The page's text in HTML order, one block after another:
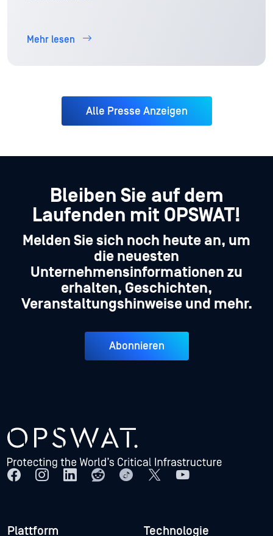
Mehr lesen
Alle Presse Anzeigen
Bleiben Sie auf dem
Laufenden mit OPSWAT!
Melden Sie sich noch heute an, um
die neuesten
Unternehmensinformationen zu
erhalten, Geschichten,
Veranstaltungshinweise und mehr.
Abonnieren
Plattform Technologie